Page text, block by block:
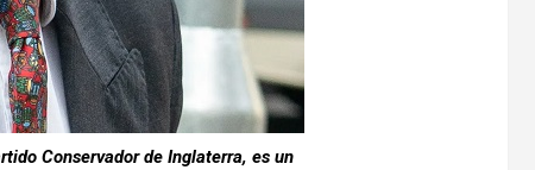
Conservador de Inglaterra, es un